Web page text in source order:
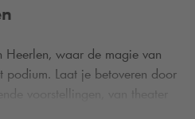
Heerlen, waar de magie van
podium. Laat je betoveren door
voorstellingen, van theater